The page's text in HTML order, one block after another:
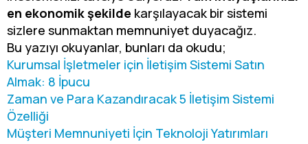
en ekonomik şekilde karşılayacak bir sistemi
sizlere sunmaktan memnuniyet duyacağız.
Bu yazıyı okuyanlar, bunları da okudu;
Kurumsal İşletmeler için İletişim Sistemi Satın
Almak: 8 İpucu
Zaman ve Para Kazandıracak 5 İletişim Sistemi
Özelliği
Müşteri Memnuniyeti İçin Teknoloji Yatırımları